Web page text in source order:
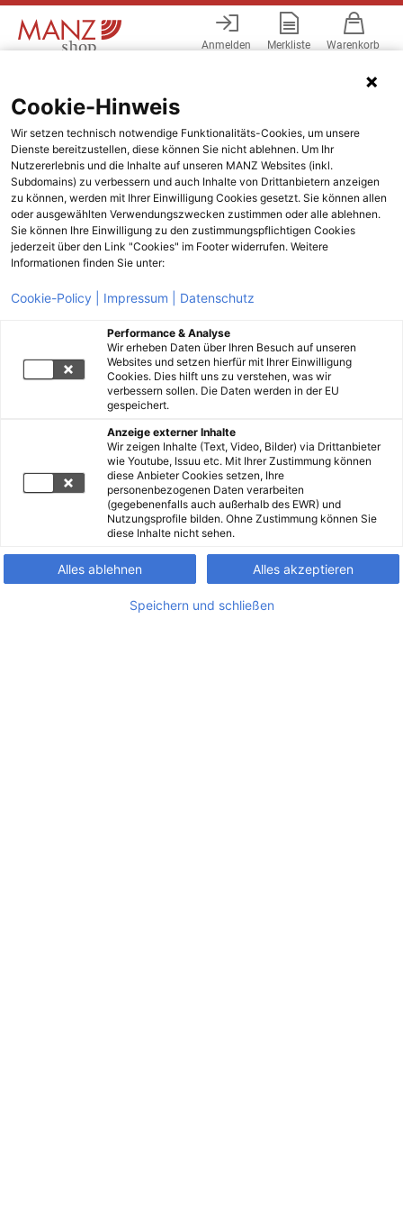
Anmelden Merkliste Warenkorb
Cookie-Hinweis
Wir setzen technisch notwendige Funktionalitäts-Cookies, um unsere
Dienste bereitzustellen, diese können Sie nicht ablehnen. Um Ihr
Nutzererlebnis und die Inhalte auf unseren MANZ Websites (inkl.
Subdomains) zu verbessern und auch Inhalte von Drittanbietern anzeigen
zu können, werden mit Ihrer Einwilligung Cookies gesetzt. Sie können allen
oder ausgewählten Verwendungszwecken zustimmen oder alle ablehnen.
Sie können Ihre Einwilligung zu den zustimmungspflichtigen Cookies
jederzeit über den Link "Cookies" im Footer widerrufen. Weitere
Informationen finden Sie unter:
Cookie-Policy | Impressum | Datenschutz
Performance & Analyse
Wir erheben Daten über Ihren Besuch auf unseren
Websites und setzen hierfür mit Ihrer Einwilligung
Cookies. Dies hilft uns zu verstehen, was wir
verbessern sollen. Die Daten werden in der EU
gespeichert.
Anzeige externer Inhalte
Wir zeigen Inhalte (Text, Video, Bilder) via Drittanbieter
wie Youtube, Issuu etc. Mit Ihrer Zustimmung können
diese Anbieter Cookies setzen, Ihre
personenbezogenen Daten verarbeiten
(gegebenenfalls auch außerhalb des EWR) und
Nutzungsprofile bilden. Ohne Zustimmung können Sie
diese Inhalte nicht sehen.
Alles ablehnen Alles akzeptieren
Speichern und schließen